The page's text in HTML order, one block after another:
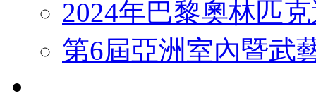
2024年巴黎奧林匹
第6屆亞洲室內暨武